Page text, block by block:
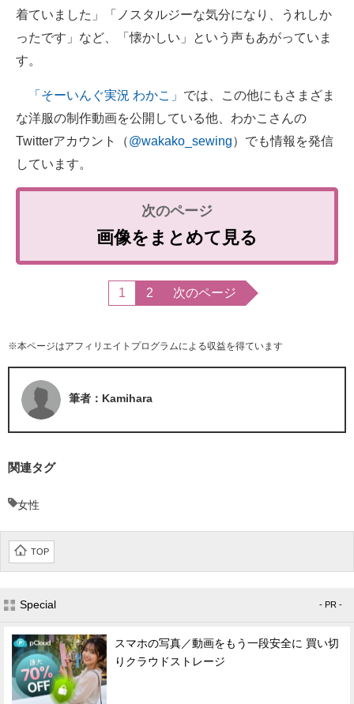
着ていました」「ノスタルジーな気分になり、うれしか
ったです」など、「懐かしい」という声もあがっていま
す。
「そーいんぐ実況 わかこ」 では、この他にもさまざま
な洋服の制作動画を公開している他、わかこさんの
Twitterアカウント（@wakako_sewing）でも情報を発信
しています。
画像をまとめて見る
1 2 次のページ
※本ページはアフィリエイトプログラムによる収益を得ています
筆者：Kamihara
関連タグ
女性
TOP
Special - PR -
スマホの写真／動画をもう一段安全に 買い切
りクラウドストレージ